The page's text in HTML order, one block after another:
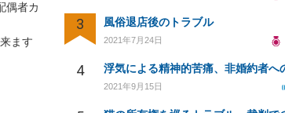
偶者カ
ます
3 風俗退店後のトラブル
2021年7月24日
4
2021年9月15日